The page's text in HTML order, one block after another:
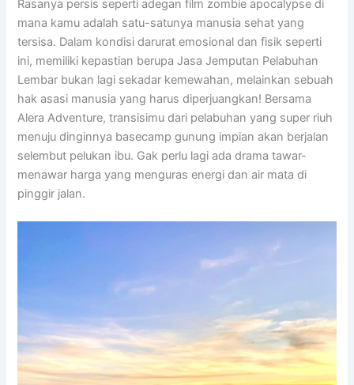
Rasanya persis seperti adegan film zombie apocalypse di
mana kamu adalah satu-satunya manusia sehat yang
tersisa. Dalam kondisi darurat emosional dan fisik seperti
ini, memiliki kepastian berupa Jasa Jemputan Pelabuhan
Lembar bukan lagi sekadar kemewahan, melainkan sebuah
hak asasi manusia yang harus diperjuangkan! Bersama
Alera Adventure, transisimu dari pelabuhan yang super riuh
menuju dinginnya basecamp gunung impian akan berjalan
selembut pelukan ibu. Gak perlu lagi ada drama tawar-
menawar harga yang menguras energi dan air mata di
pinggir jalan.